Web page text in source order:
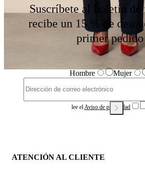
Suscríbete al boletín
recibe un 15 % de
primer pedido
Hombre Mujer
lee elAviso de privacidad
ATENCIÓN AL CLIENTE